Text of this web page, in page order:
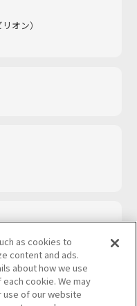
オン）​
as cookies to
content and ads.
about how we use
cookie. We may
use of our website